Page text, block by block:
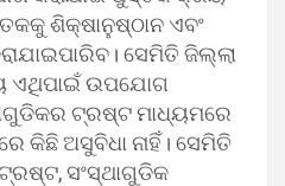
ଶିକ୍ଷାନୁଷ୍ଠାନ ଏବଂ
ସେମିତି ଜିଲ୍ଲା
ଏଥିପାଇଁ ଉପଯୋଗ
ଟ୍ରଷ୍ଟ ମାଧ୍ୟମରେ
କିଛି ଅସୁବିଧା ନାହିଁ। ସେମିତି
ସଂସ୍ଥାଗୁଡିକ